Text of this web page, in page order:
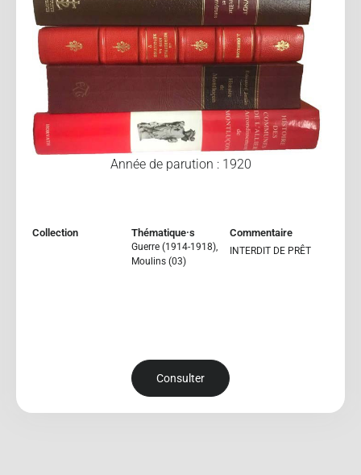
Année de parution : 1920
Collection Thématique·s
Guerre (1914-1918),
Moulins (03)
Commentaire
INTERDIT DE PRÊT
Consulter